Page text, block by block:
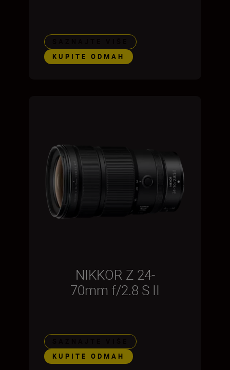
KUPITE ODMAH
NIKKOR Z 24-
70mm f/2.8 S II
KUPITE ODMAH